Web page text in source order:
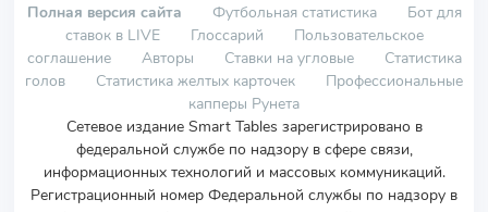
Полная версия сайта Футбольная статистика
Бот для
ставок в LIVE
Глоссарий
Пользовательское
соглашение
Авторы Ставки на угловые
Статистика
голов
Статистика желтых карточек
Профессиональные
капперы Рунета
Сетевое издание Smart Tables зарегистрировано в
федеральной службе по надзору в сфере связи,
информационных технологий и массовых коммуникаций.
Регистрационный номер Федеральной службы по надзору в